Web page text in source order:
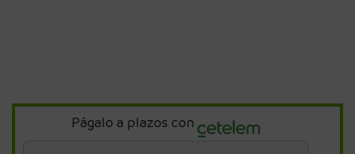
Págalo a plazos con